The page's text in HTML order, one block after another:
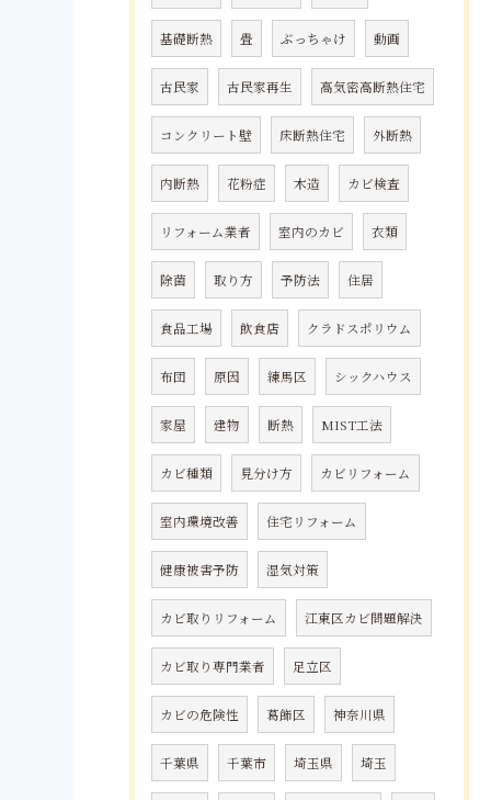
基礎断熱 畳 ぶっちゃけ 動画
古民家 古民家再生 高気密高断熱住宅
コンクリート壁 床断熱住宅 外断熱
内断熱 花粉症 木造 カビ検査
リフォーム業者 室内のカビ 衣類
除菌 取り方 予防法 住居
食品工場 飲食店 クラドスポリウム
布団 原因 練馬区 シックハウス
家屋 建物 断熱 MIST工法
カビ種類 見分け方 カビリフォーム
室内環境改善 住宅リフォーム
健康被害予防 湿気対策
カビ取りリフォーム 江東区カビ問題解決
カビ取り専門業者 足立区
カビの危険性 葛飾区 神奈川県
千葉県 千葉市 埼玉県 埼玉